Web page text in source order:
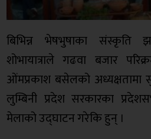
बिभिन्न भेषभुषाका
शोभायात्राले गढवा बजार
ओंमप्रकाश बसेलको अध्यक्षतामा
लुम्बिनी प्रदेश सरकारका
मेलाको उद्घाटन गरेकि हुन् ।